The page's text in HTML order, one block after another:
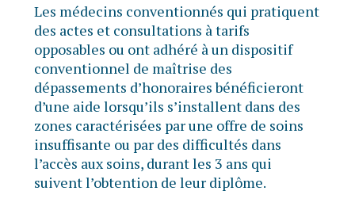
Les médecins conventionnés qui pratiquent
des actes et consultations à tarifs
opposables ou ont adhéré à un dispositif
conventionnel de maîtrise des
dépassements d’honoraires bénéficieront
d’une aide lorsqu’ils s’installent dans des
zones caractérisées par une offre de soins
insuffisante ou par des difficultés dans
l’accès aux soins, durant les 3 ans qui
suivent l’obtention de leur diplôme.